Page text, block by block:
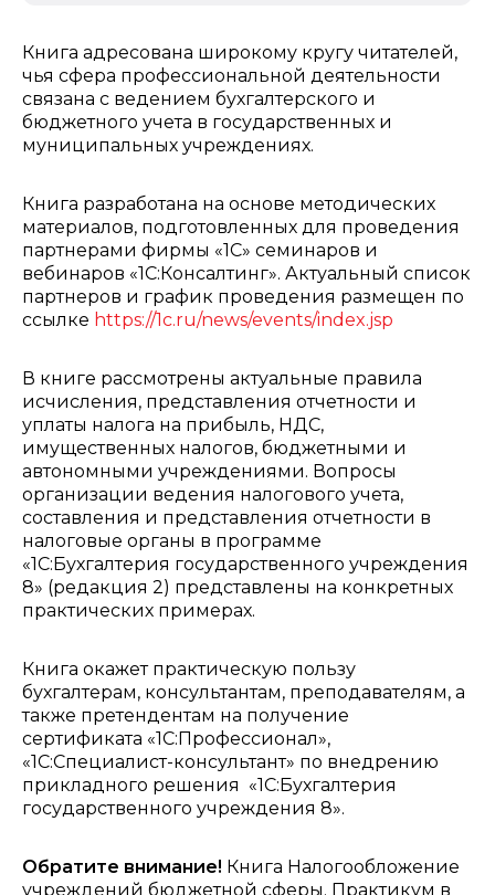
Книга адресована широкому кругу читателей,
чья сфера профессиональной деятельности
связана с ведением бухгалтерского и
бюджетного учета в государственных и
муниципальных учреждениях.
Книга разработана на основе методических
материалов, подготовленных для проведения
партнерами фирмы «1С» семинаров и
вебинаров «1С:Консалтинг». Актуальный список
партнеров и график проведения размещен по
ссылке https://1c.ru/news/events/index.jsp
В книге рассмотрены актуальные правила
исчисления, представления отчетности и
уплаты налога на прибыль, НДС,
имущественных налогов, бюджетными и
автономными учреждениями. Вопросы
организации ведения налогового учета,
составления и представления отчетности в
налоговые органы в программе
«1С:Бухгалтерия государственного учреждения
8» (редакция 2) представлены на конкретных
практических примерах.
Книга окажет практическую пользу
бухгалтерам, консультантам, преподавателям, а
также претендентам на получение
сертификата «1С:Профессионал»,
«1С:Специалист-консультант» по внедрению
прикладного решения «1С:Бухгалтерия
государственного учреждения 8».
Обратите внимание! Книга Налогообложение
учреждений бюджетной сферы. Практикум в